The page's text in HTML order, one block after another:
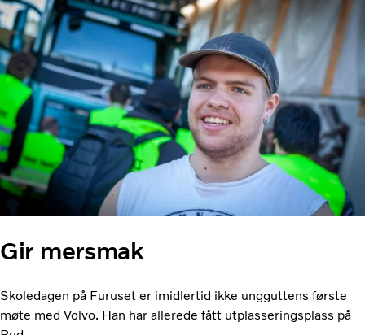
Gir mersmak
Skoledagen på Furuset er imidlertid ikke ungguttens første
møte med Volvo. Han har allerede fått utplasseringsplass på